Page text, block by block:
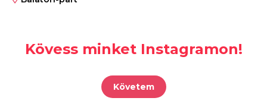
Kövess minket Instagramon!
Követem